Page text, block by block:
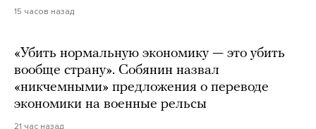
15 часов назад
«Убить нормальную экономику — это убить
вообще страну». Собянин назвал
«никчемными» предложения о переводе
экономики на военные рельсы
21 час назад